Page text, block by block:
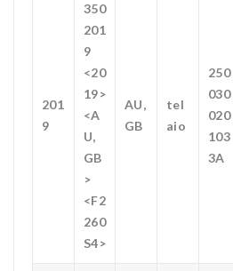
201
9
350
201
9
<20
19>
<A
U,
GB
>
<F2
260
S4>
AU,
GB
tel
aio
250
030
020
103
3A